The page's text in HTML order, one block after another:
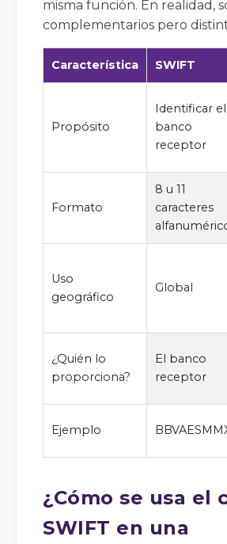
misma función. En realidad,
complementarios pero
Característica SWIFT
Propósito
Identificar el
banco
receptor
Formato
8 u 11
caracteres
Uso
geográfico
Global
¿Quién lo
proporciona?
El banco
receptor
Ejemplo
¿Cómo se usa el
SWIFT en una